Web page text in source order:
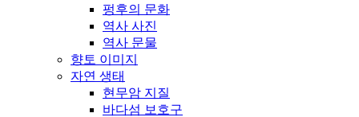
펑후의 문화
역사 사진
역사 문물
향토 이미지
자연 생태
현무암 지질
바다섬 보호구